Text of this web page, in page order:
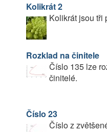
Kolikrát 2
Kolikrát jsou tři
Rozklad na činitele
Číslo 135 lze
činitelé.
Číslo 23
Číslo z